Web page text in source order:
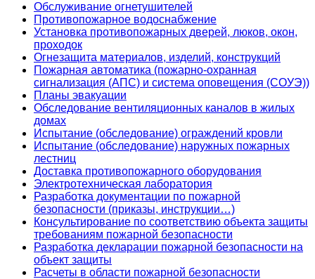
Обслуживание огнетушителей
Противопожарное водоснабжение
Установка противопожарных дверей, люков, окон,
проходок
Огнезащита материалов, изделий, конструкций
Пожарная автоматика (пожарно-охранная
сигнализация (АПС) и система оповещения (СОУЭ))
Планы эвакуации
Обследование вентиляционных каналов в жилых
домах
Испытание (обследование) ограждений кровли
Испытание (обследование) наружных пожарных
лестниц
Доставка противопожарного оборудования
Электротехническая лаборатория
Разработка документации по пожарной
безопасности (приказы, инструкции…)
Консультирование по соответствию объекта защиты
требованиям пожарной безопасности
Разработка декларации пожарной безопасности на
объект защиты
Расчеты в области пожарной безопасности